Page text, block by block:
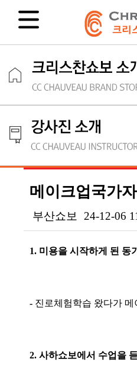
메이크업국가
부산쇼보 24-12-06
1. 미용을 시작하게 된 동기
- 진로체험학습 왔다가
2. 사하쇼보에서 수업을